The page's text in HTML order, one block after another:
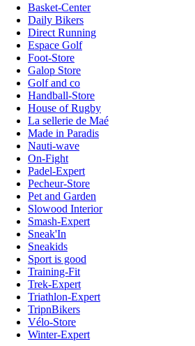
Basket-Center
Daily Bikers
Direct Running
Espace Golf
Foot-Store
Galop Store
Golf and co
Handball-Store
House of Rugby
La sellerie de Maé
Made in Paradis
Nauti-wave
On-Fight
Padel-Expert
Pecheur-Store
Pet and Garden
Slowood Interior
Smash-Expert
Sneak'In
Sneakids
Sport is good
Training-Fit
Trek-Expert
Triathlon-Expert
TripnBikers
Vélo-Store
Winter-Expert